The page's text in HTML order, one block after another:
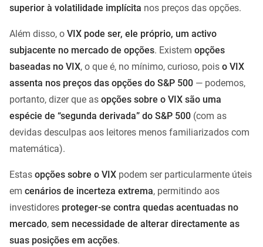
superior à volatilidade implícita nos preços das opções.
Além disso, o VIX pode ser, ele próprio, um activo
subjacente no mercado de opções. Existem opções
baseadas no VIX, o que é, no mínimo, curioso, pois o VIX
assenta nos preços das opções do S&P 500 — podemos,
portanto, dizer que as opções sobre o VIX são uma
espécie de “segunda derivada” do S&P 500 (com as
devidas desculpas aos leitores menos familiarizados com
matemática).
Estas opções sobre o VIX podem ser particularmente úteis
em cenários de incerteza extrema, permitindo aos
investidores proteger-se contra quedas acentuadas no
mercado, sem necessidade de alterar directamente as
suas posições em acções.